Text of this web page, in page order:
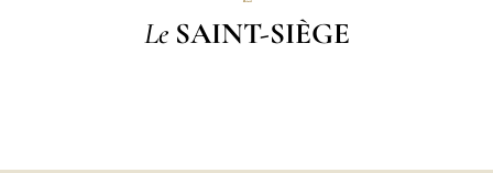
Le SAINT-SIÈGE